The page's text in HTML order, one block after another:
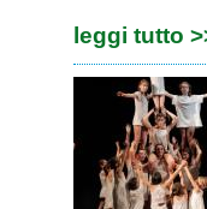
leggi tutto